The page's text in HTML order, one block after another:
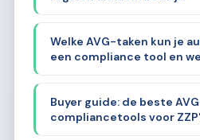
Welke AVG-taken kun je
een compliance tool en
Buyer guide: de beste
compliancetools voor
bedrijven in 2026